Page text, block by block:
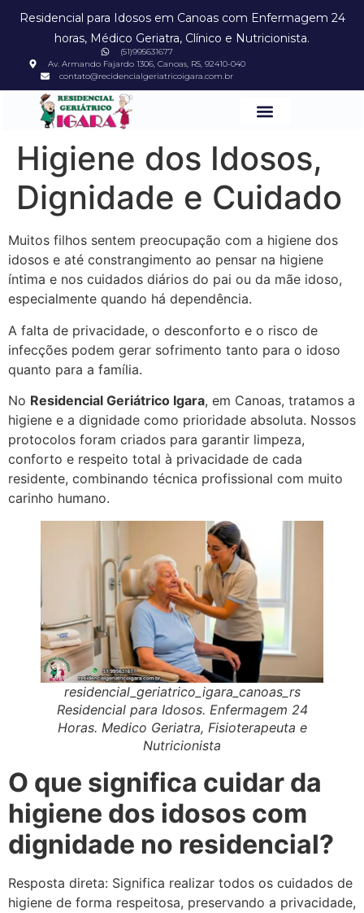
Residencial para Idosos em Canoas com Enfermagem 24
horas, Médico Geriatra, Clínico e Nutricionista.
(51)995631677
Av. Armando Fajardo 1306, Canoas, RS, 92410-040
contato@recidencialgeriatricoigara.com.br
Higiene dos Idosos,
Dignidade e Cuidado
Muitos filhos sentem preocupação com a higiene dos
idosos e até constrangimento ao pensar na higiene
íntima e nos cuidados diários do pai ou da mãe idoso,
especialmente quando há dependência.
A falta de privacidade, o desconforto e o risco de
infecções podem gerar sofrimento tanto para o idoso
quanto para a família.
No Residencial Geriátrico Igara, em Canoas, tratamos a
higiene e a dignidade como prioridade absoluta. Nossos
protocolos foram criados para garantir limpeza,
conforto e respeito total à privacidade de cada
residente, combinando técnica profissional com muito
carinho humano.
residencial_geriatrico_igara_canoas_rs
Residencial para Idosos. Enfermagem 24
Horas. Medico Geriatra, Fisioterapeuta e
Nutricionista
O que significa cuidar da
higiene dos idosos com
dignidade no residencial?
Resposta direta: Significa realizar todos os cuidados de
higiene de forma respeitosa, preservando a privacidade,